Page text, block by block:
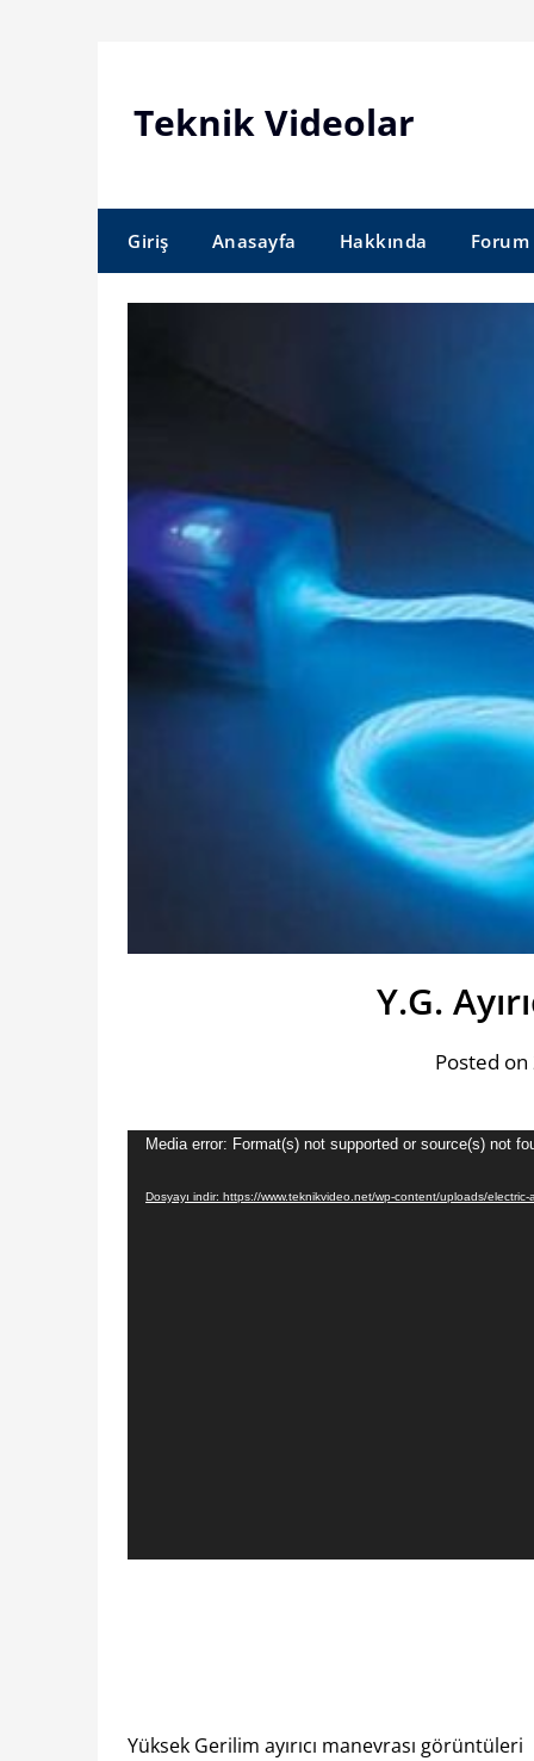
Teknik Videolar
Giriş Anasayfa Hakkında Forum
Y.G.
Posted
Video
Media error: Format(s) not supported or source(s) not
Dosyayı indir: https://www.teknikvideo.net/wp-content/uploads/electric-
Yüksek Gerilim ayırıcı manevrası görüntüleri